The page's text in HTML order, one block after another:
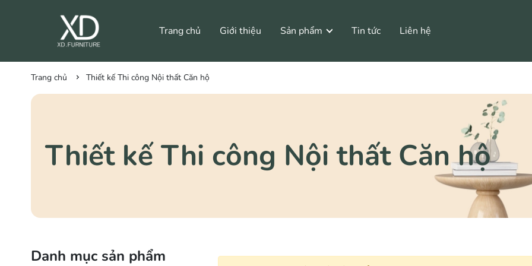
Trang chủ Giới thiệu Sản phẩm Tin tức Liên hệ
Trang chủ Thiết kế Thi công Nội thất Căn hộ
Thiết kế Thi công Nội thất Căn hộ
Danh mục sản phẩm